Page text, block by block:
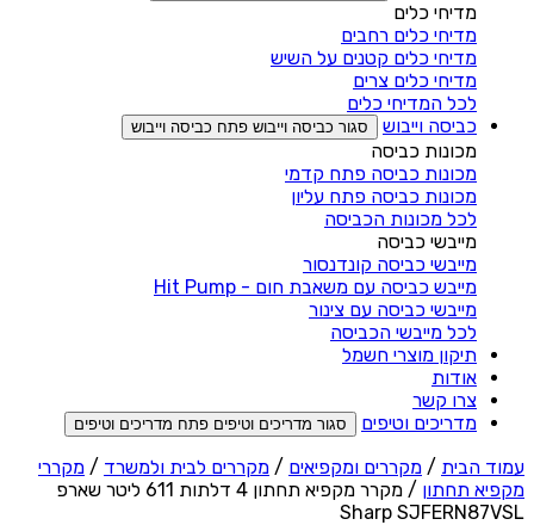
מדיחי כלים
מדיחי כלים רחבים
מדיחי כלים קטנים על השיש
מדיחי כלים צרים
לכל המדיחי כלים
כביסה וייבוש
סגור כביסה וייבוש פתח כביסה וייבוש
מכונות כביסה
מכונות כביסה פתח קדמי
מכונות כביסה פתח עליון
לכל מכונות הכביסה
מייבשי כביסה
מייבשי כביסה קונדנסור
מייבש כביסה עם משאבת חום - Hit Pump
מייבשי כביסה עם צינור
לכל מייבשי הכביסה
תיקון מוצרי חשמל
אודות
צרו קשר
מדריכים וטיפים
סגור מדריכים וטיפים פתח מדריכים וטיפים
עמוד הבית / מקררים ומקפיאים / מקררים לבית ולמשרד / מקררי
מקפיא תחתון
/ מקרר מקפיא תחתון 4 דלתות 611 ליטר שארפ
Sharp SJFERN87VSL